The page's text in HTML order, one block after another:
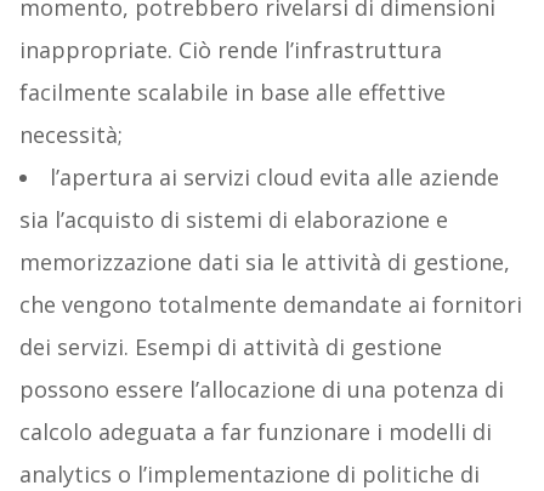
momento, potrebbero rivelarsi di dimensioni
inappropriate. Ciò rende l’infrastruttura
facilmente scalabile in base alle effettive
necessità;
l’apertura ai servizi cloud evita alle aziende
sia l’acquisto di sistemi di elaborazione e
memorizzazione dati sia le attività di gestione,
che vengono totalmente demandate ai fornitori
dei servizi. Esempi di attività di gestione
possono essere l’allocazione di una potenza di
calcolo adeguata a far funzionare i modelli di
analytics o l’implementazione di politiche di